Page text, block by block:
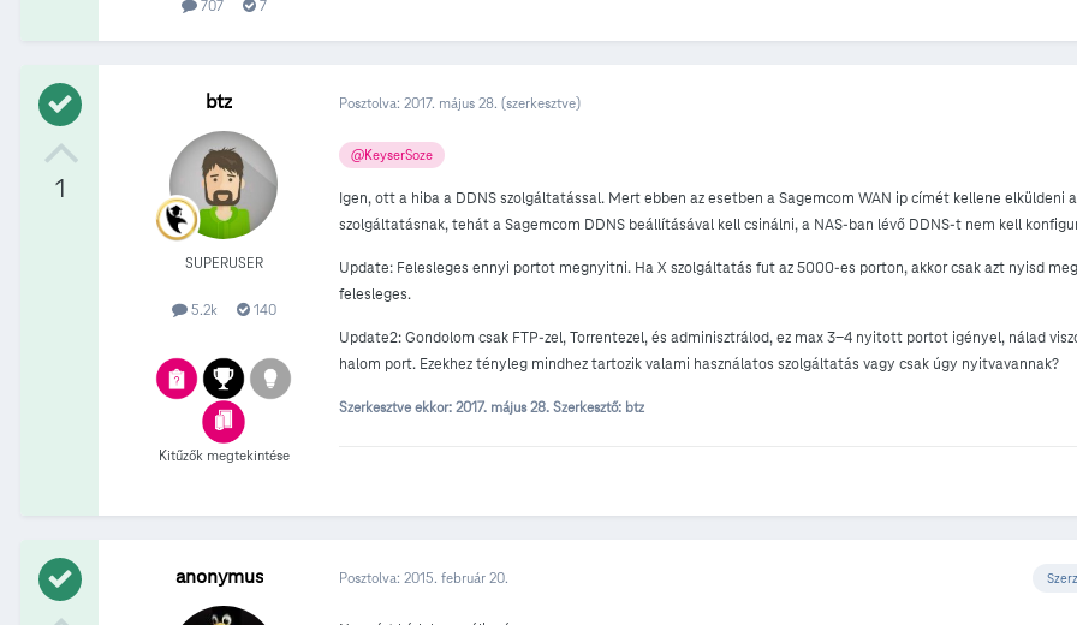
707 7
1
btz
SUPERUSER
5.2k 140
Kitűzők megtekintése
Posztolva: 2017. május 28. (szerkesztve)
@KeyserSoze
Igen, ott a hiba a DDNS szolgáltatással. Mert ebben az esetben a Sagemcom WAN ip címét kellene elküldeni
szolgáltatásnak, tehát a Sagemcom DDNS beállításával kell csinálni, a NAS-ban lévő DDNS-t nem kell
Update: Felesleges ennyi portot megnyitni. Ha X szolgáltatás fut az 5000-es porton, akkor csak azt nyisd
felesleges.
Update2: Gondolom csak FTP-zel, Torrentezel, és adminisztrálod, ez max 3-4 nyitott portot igényel, nálad
halom port. Ezekhez tényleg mindhez tartozik valami használatos szolgáltatás vagy csak úgy nyitvavannak?
Szerkesztve ekkor: 2017. május 28. Szerkesztő: btz
anonymus Posztolva: 2015. február 20.